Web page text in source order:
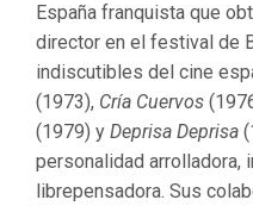
España franquista que
director en el festival de
indiscutibles del cine
(1973), Cría Cuervos
(1979) y Deprisa Deprisa
personalidad arrolladora,
librepensadora. Sus